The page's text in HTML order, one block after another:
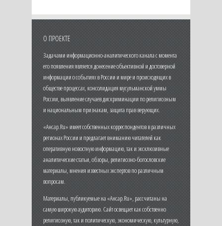
О ПРОЕКТЕ
Задачами информационно-аналитического канала с момента
его появления является донесение объективной и достоверной
информации о событиях в России и мире и происходящих в
обществе процессах, консолидация мусульманской уммы
России, выявление случаев дискриминации по религиозным
и национальным признакам, защита прав верующих.
«Ансар.Ru» имеет собственных корреспондентов в различных
регионах России и предлагает вниманию читателей как
оперативную новостную информацию, так и эксклюзивные
аналитические статьи, обзоры, религиозно-богословские
материалы, мнения известных экспертов по различным
вопросам.
Материалы, публикуемые на «Ансар.Ru», рассчитаны на
самую широкую аудиторию. Сайт освещает как собственно
религиозную, так и политическую, экономическую, культурную,